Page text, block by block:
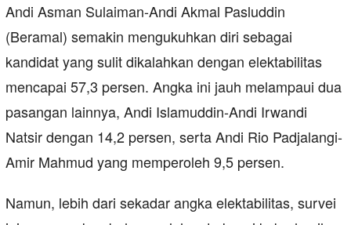
Andi Asman Sulaiman-Andi Akmal Pasluddin
(Beramal) semakin mengukuhkan diri sebagai
kandidat yang sulit dikalahkan dengan elektabilitas
mencapai 57,3 persen. Angka ini jauh melampaui dua
pasangan lainnya, Andi Islamuddin-Andi Irwandi
Natsir dengan 14,2 persen, serta Andi Rio Padjalangi-
Amir Mahmud yang memperoleh 9,5 persen.
Namun, lebih dari sekadar angka elektabilitas, survei